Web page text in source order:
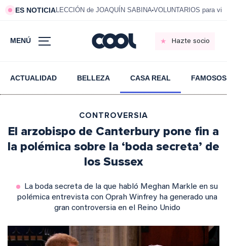
ES NOTICIALECCIÓN de JOAQUÍN SABINA VOLUNTARIOS para
MENÚ Hazte socio
ACTUALIDAD BELLEZA CASA REAL FAMOSOS
CONTROVERSIA
El arzobispo de Canterbury pone fin a
la polémica sobre la ‘boda secreta’ de
los Sussex
La boda secreta de la que habló Meghan Markle en su
polémica entrevista con Oprah Winfrey ha generado una
gran controversia en el Reino Unido